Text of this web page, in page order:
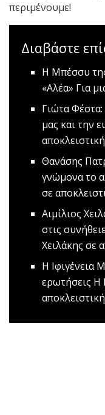
περιμένουμε!
Διαβάστε
Η Μπέσσυ
«Αλέα» Για
Γιώτα
μας και την
Θανάσης
γνώμονα το
σε
Αιμίλιος
στις
Χειλάκης σε
H Ιφιγένεια
ερωτήσεις Η